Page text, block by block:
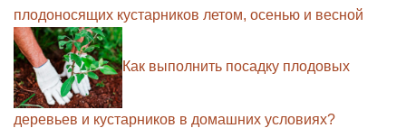
плодоносящих кустарников летом, осенью и весной
Как выполнить посадку плодовых
деревьев и кустарников в домашних условиях?